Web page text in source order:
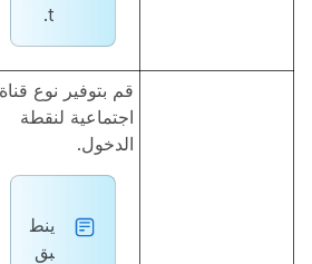
t.
قم بتوفير نوع قناة
اجتماعية لنقطة
الدخول.
ينط
بق